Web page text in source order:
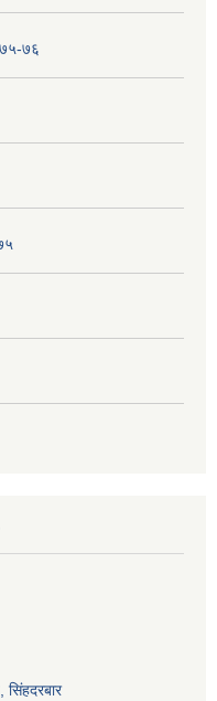
७६
सिंहदरबार